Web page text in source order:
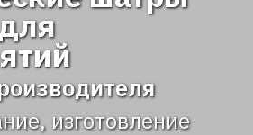
изготовление